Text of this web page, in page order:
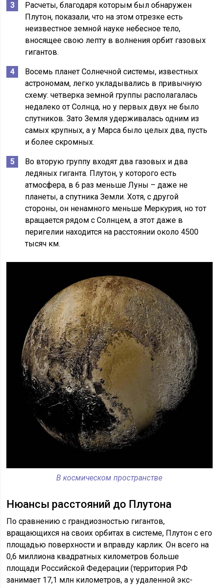
Расчеты, благодаря которым был обнаружен
Плутон, показали, что на этом отрезке есть
неизвестное земной науке небесное тело,
вносящее свою лепту в волнения орбит газовых
гигантов.
Восемь планет Солнечной системы, известных
астрономам, легко укладывались в привычную
схему: четверка земной группы располагалась
недалеко от Солнца, но у первых двух не было
спутников. Зато Земля удерживалась одним из
самых крупных, а у Марса было целых два, пусть
и более скромных.
Во вторую группу входят два газовых и два
ледяных гиганта. Плутон, у которого есть
атмосфера, в 6 раз меньше Луны – даже не
планеты, а спутника Земли. Хотя, с другой
стороны, он ненамного меньше Меркурия, но тот
вращается рядом с Солнцем, а этот даже в
перигелии находится на расстоянии около 4500
тысяч км.
В космическом пространстве
Нюансы расстояний до Плутона
По сравнению с грандиозностью гигантов,
вращающихся на своих орбитах в системе, Плутон с его
площадью поверхности и вправду карлик. Он всего на
0,6 миллиона квадратных километров больше
площади Российской Федерации (территория РФ
занимает 17,1 млн километров, а у удаленной экс-